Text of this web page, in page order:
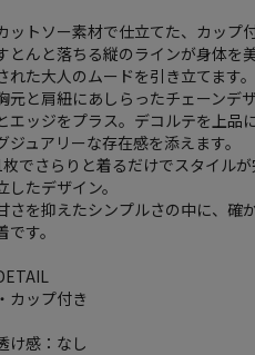
ットソー素材で仕立てた、カップ
とんと落ちる縦のラインが身体を
れた大人のムードを引き立てます。
元と肩紐にあしらったチェーンデ
エッジをプラス。デコルテを上品
ジュアリーな存在感を添えます。
枚でさらりと着るだけでスタイル
したデザイン。
さを抑えたシンプルさの中に、確
です。
・カップ付き
け感：なし